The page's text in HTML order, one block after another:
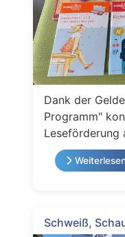
Dank der
Programm"
Leseförderung
Schweiß,